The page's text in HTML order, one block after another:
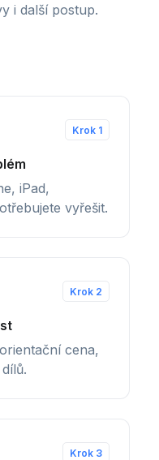
i další postup.
Krok 1
iPad,
vyřešit.
Krok 2
cena,
Krok 3